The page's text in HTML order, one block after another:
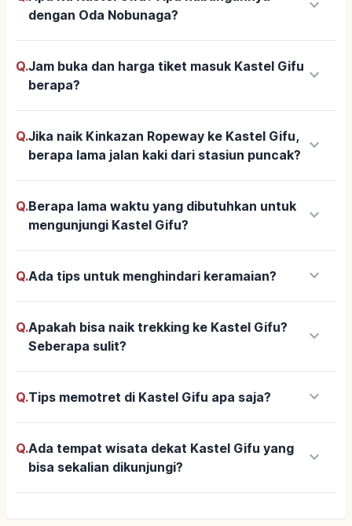
dengan Oda Nobunaga?
keyboard_arrow_down
Q.Jam buka dan harga tiket masuk Kastel Gifu
berapa?
keyboard_arrow_down
Q.Jika naik Kinkazan Ropeway ke Kastel Gifu,
berapa lama jalan kaki dari stasiun puncak? keyboard_arrow_down
Q.Berapa lama waktu yang dibutuhkan untuk
mengunjungi Kastel Gifu?
keyboard_arrow_down
Q.Ada tips untuk menghindari keramaian? keyboard_arrow_down
Q.Apakah bisa naik trekking ke Kastel Gifu?
Seberapa sulit?
keyboard_arrow_down
Q.Tips memotret di Kastel Gifu apa saja? keyboard_arrow_down
Q.Ada tempat wisata dekat Kastel Gifu yang
bisa sekalian dikunjungi?
keyboard_arrow_down